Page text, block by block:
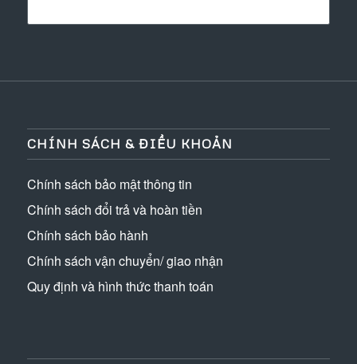
CHÍNH SÁCH & ĐIỀU KHOẢN
Chính sách bảo mật thông tin
Chính sách đổi trả và hoàn tiền
Chính sách bảo hành
Chính sách vận chuyển/ giao nhận
Quy định và hình thức thanh toán